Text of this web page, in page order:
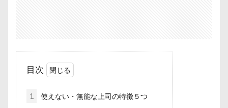
目次
1 使えない・無能な上司の特徴５つ